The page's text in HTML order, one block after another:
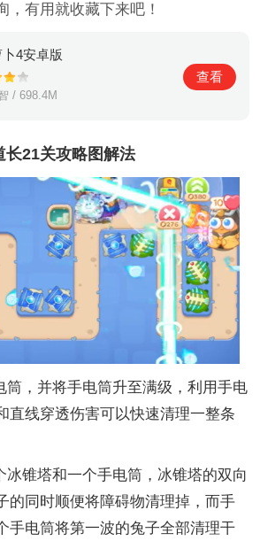
，有用就收藏下来吧！
4安卓版
/ 698.4M
查看
长21关攻略图解法
，并将手电筒升至满级，利用手电
直线穿透伤害可以快速清理一整条
锥塔和一个手电筒，冰锥塔的双向
的同时顺便将障碍物清理掉，而手
手电筒将第一波的兔子全部清理干